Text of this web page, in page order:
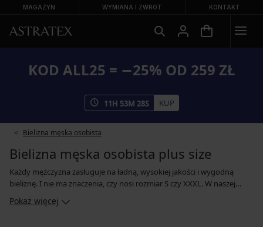
MAGAZYN WYMIANA I ZWROT KONTAKT
KOD ALL25 = −25% OD 259 ZŁ
11H 53M 27S KUP
Bielizna męska osobista
Bielizna męska osobista plus size
Każdy mężczyzna zasługuje na ładną, wysokiej jakości i wygodną
bieliznę. I nie ma znaczenia, czy nosi rozmiar S czy XXXL. W naszej
ofercie znajdziesz szeroki wybór wygodnych bokserek, szortów i
slipów w większych rozmiarach. Do wyboru masz wesołe, kolorowe
Pokaż więcej